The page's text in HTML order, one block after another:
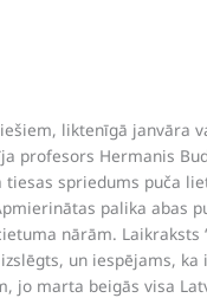
liktenīgā janvāra
profesors Hermanis
spriedums puča
palika abas
nārām. Laikraksts
un iespējams,
jo marta beigās visa